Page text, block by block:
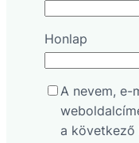
Honlap
A nevem, e-
a következő